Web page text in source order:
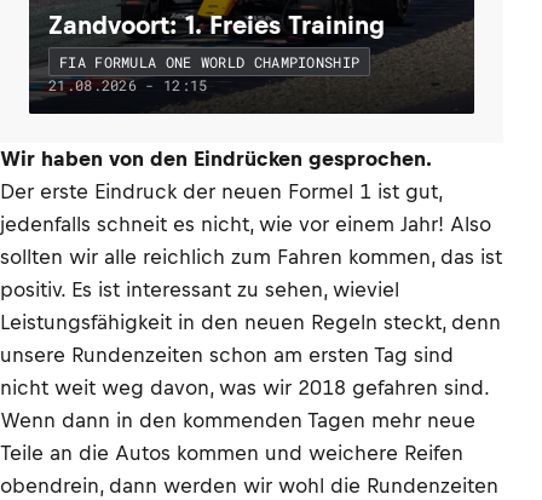
Zandvoort: 1. Freies Training
FIA FORMULA ONE WORLD CHAMPIONSHIP
21.08.2026 - 12:15
Wir haben von den Eindrücken gesprochen.
Der erste Eindruck der neuen Formel 1 ist gut,
jedenfalls schneit es nicht, wie vor einem Jahr! Also
sollten wir alle reichlich zum Fahren kommen, das ist
positiv. Es ist interessant zu sehen, wieviel
Leistungsfähigkeit in den neuen Regeln steckt, denn
unsere Rundenzeiten schon am ersten Tag sind
nicht weit weg davon, was wir 2018 gefahren sind.
Wenn dann in den kommenden Tagen mehr neue
Teile an die Autos kommen und weichere Reifen
obendrein, dann werden wir wohl die Rundenzeiten